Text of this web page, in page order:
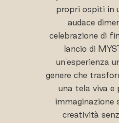
propri ospiti in
audace
celebrazione di
lancio di
un'esperienza
genere che
una tela viva e
immaginazione
creatività